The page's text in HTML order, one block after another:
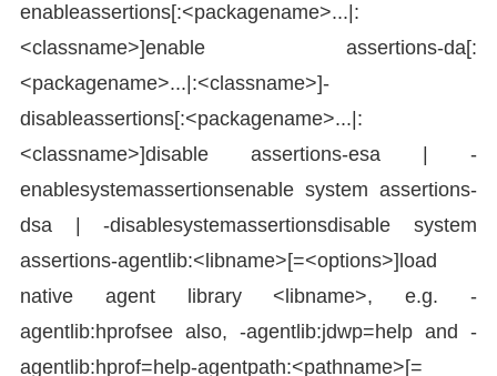
enableassertions[:<packagename>...|:
<classname>]enable assertions-da[:
<packagename>...|:<classname>]-
disableassertions[:<packagename>...|:
<classname>]disable assertions-esa | -
enablesystemassertionsenable system assertions-
dsa | -disablesystemassertionsdisable system
assertions-agentlib:<libname>[=<options>]load
native agent library <libname>, e.g. -
agentlib:hprofsee also, -agentlib:jdwp=help and -
agentlib:hprof=help-agentpath:<pathname>[=